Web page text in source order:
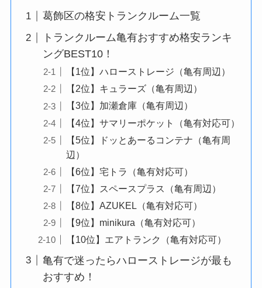
葛飾区の格安トランクルーム一覧
トランクルーム亀有おすすめ格安ランキ
ングBEST10！
【1位】ハローストレージ（亀有周辺）
【2位】キュラーズ（亀有周辺）
【3位】加瀬倉庫（亀有周辺）
【4位】サマリーポケット（亀有対応可）
【5位】ドッとあーるコンテナ（亀有周
辺）
【6位】宅トラ（亀有対応可）
【7位】スペースプラス（亀有周辺）
【8位】AZUKEL（亀有対応可）
【9位】minikura（亀有対応可）
【10位】エアトランク（亀有対応可）
亀有で迷ったらハローストレージが最も
おすすめ！